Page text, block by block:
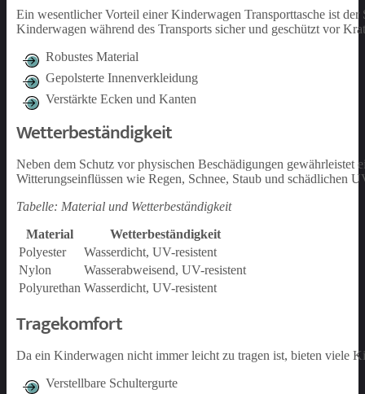
Ein wesentlicher Vorteil einer Kinderwagen Transporttasche ist
Kinderwagen während des Transports sicher und geschützt vor
Robustes Material
Gepolsterte Innenverkleidung
Verstärkte Ecken und Kanten
Wetterbeständigkeit
Neben dem Schutz vor physischen Beschädigungen
Witterungseinflüssen wie Regen, Schnee, Staub und schädlichen
Tabelle: Material und Wetterbeständigkeit
Material
Wetterbeständigkeit
Polyester
Wasserdicht, UV-resistent
Nylon
Wasserabweisend, UV-resistent
Polyurethan Wasserdicht, UV-resistent
Tragekomfort
Da ein Kinderwagen nicht immer leicht zu tragen ist, bieten viele
Verstellbare Schultergurte